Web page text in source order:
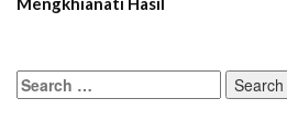
Search
for: